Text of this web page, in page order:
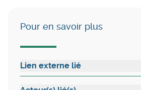
Pour en savoir plus
Lien externe lié